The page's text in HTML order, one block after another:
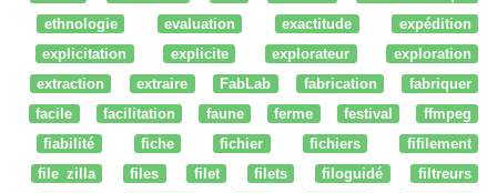
ethnologie
evaluation exactitude
expédition
explicitation
explicite explorateur
exploration
extraction
extraire FabLab fabrication
fabriquer
facile
facilitation faune ferme festival
ffmpeg
fiabilité
fiche fichier fichiers
fifilement
file zilla
files filet filets filoguidé
filtreurs